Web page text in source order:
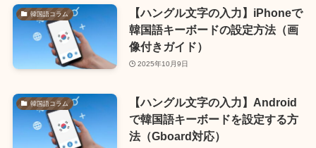
韓国語コラム
【ハングル文字の入力】iPhoneで
韓国語キーボードの設定方法（画
像付きガイド）
2025年10月9日
韓国語コラム
【ハングル文字の入力】Android
で韓国語キーボードを設定する方
法（Gboard対応）